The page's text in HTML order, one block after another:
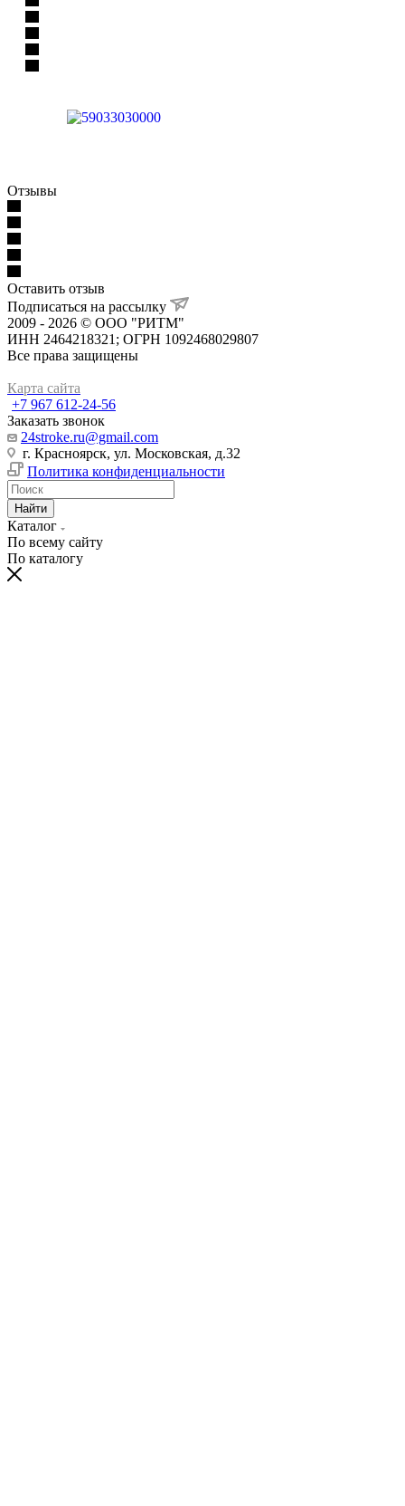
Отзывы
Оставить отзыв
Подписаться на рассылку
2009 - 2026 © ООО "РИТМ"
ИНН 2464218321; ОГРН 1092468029807
Все права защищены
Карта сайта
+7 967 612-24-56
Заказать звонок
24stroke.ru@gmail.com
г. Красноярск, ул. Московская, д.32
Политика конфиденциальности
Найти
Каталог
По всему сайту
По каталогу